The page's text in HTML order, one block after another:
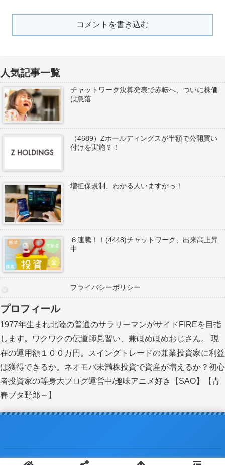
コメントを書き込む
人気記事一覧
チャットワーク決算発表で赤転へ、ついに株価
は急落
（4689）Zホールディングスが半額で公開買い
付けを実施？！
増担保規制、わかる人いますかっ！
６連騰！！(4448)チャットワーク、出来高上昇
中
プライバシーポリシー
プロフィール
1977年生まれ北陸の普通のサラリーマンがサイドFIREを目指
します。ワクワクの伝道師見習い、兼ほめほめおじさん。 現
在の運用額１００万円。スイングトレードの兼業投資家に利益
は獲得できるか。ネオモバ未満株投資で資産が増えるか？初心
者投資家の等身大ブログ運営中/趣味アニメ好き【SAO】【青
春ブタ野郎～】